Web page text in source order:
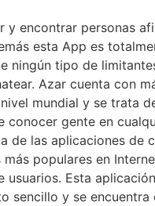
y encontrar personas
esta App es
ningún tipo de
Azar cuenta con
mundial y se trata
conocer gente en
de las aplicaciones de
populares en
usuarios. Esta
sencillo y se encuentra